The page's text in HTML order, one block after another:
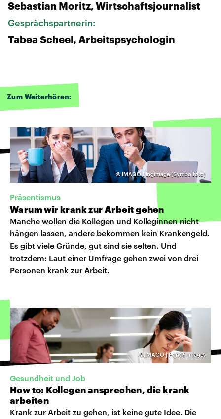
Sebastian Moritz, Wirtschaftsjournalist
Gesprächspartnerin:
Tabea Scheel, Arbeitspsychologin
Zum Weiterhören:
© IMAGO I ingimage (Symbolfoto)
Präsentismus
Warum wir krank zur Arbeit gehen
Manche wollen die Kollegen und Kolleginnen nicht
hängen lassen, andere bekommen kein Krankengeld.
Es gibt viele Gründe, gut sind sie selten. Und
trotzdem: Laut einer Umfrage gehen zwei von drei
Personen krank zur Arbeit.
© IMAGO | Pond5 Images
Gesundheit und Job
How to: Kollegen ansprechen, die krank
arbeiten
Krank zur Arbeit zu gehen, ist keine gute Idee. Die